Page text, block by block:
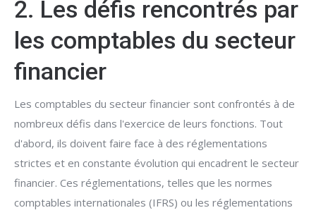
2. Les défis rencontrés par
les comptables du secteur
financier
Les comptables du secteur financier sont confrontés à de
nombreux défis dans l'exercice de leurs fonctions. Tout
d'abord, ils doivent faire face à des réglementations
strictes et en constante évolution qui encadrent le secteur
financier. Ces réglementations, telles que les normes
comptables internationales (IFRS) ou les réglementations